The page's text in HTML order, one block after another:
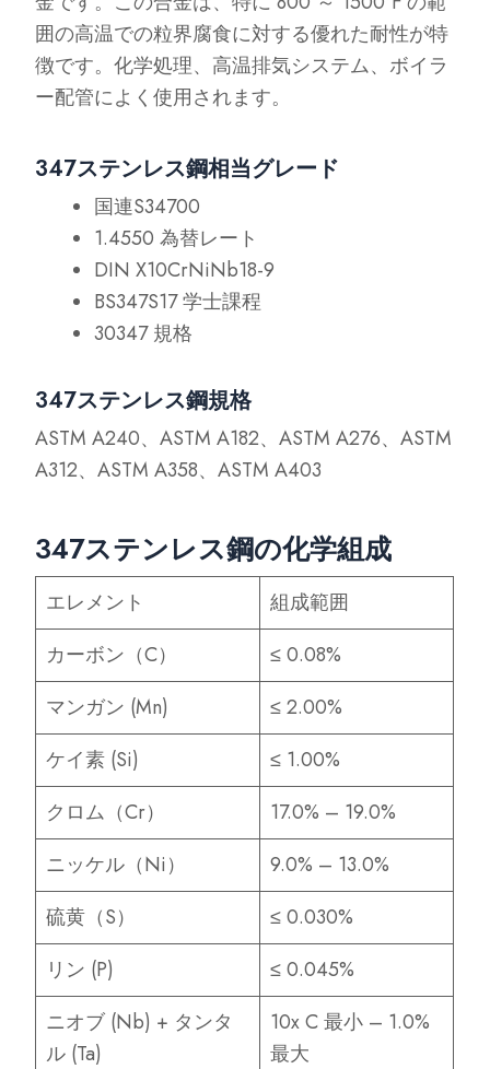
囲の高温での粒界腐食に対する優れた耐性が特
徴です。化学処理、高温排気システム、ボイラ
ー配管によく使用されます。
347ステンレス鋼相当グレード
国連S34700
1.4550 為替レート
DIN X10CrNiNb18-9
BS347S17 学士課程
30347 規格
347ステンレス鋼規格
ASTM A240、ASTM A182、ASTM A276、ASTM
A312、ASTM A358、ASTM A403
347ステンレス鋼の化学組成
エレメント
組成範囲
カーボン（C）
≤ 0.08%
マンガン (Mn)
≤ 2.00%
ケイ素 (Si)
≤ 1.00%
クロム（Cr）
17.0% – 19.0%
ニッケル（Ni）
9.0% – 13.0%
硫黄（S）
≤ 0.030%
リン (P)
≤ 0.045%
ニオブ (Nb) + タンタ
ル (Ta)
10x C 最小 – 1.0%
最大